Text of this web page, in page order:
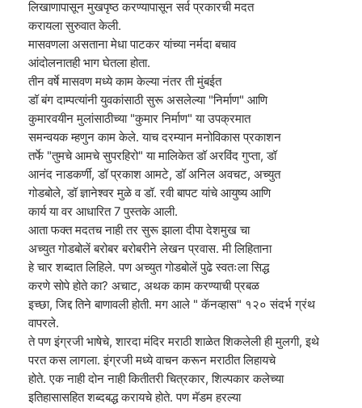
लिखाणापासून मुखपृष्ठ करण्यापासून सर्व प्रकारची मदत
करायला सुरुवात केली.
मासवणला असताना मेधा पाटकर यांच्या नर्मदा बचाव
आंदोलनातही भाग घेतला होता.
तीन वर्षे मासवण मध्ये काम केल्या नंतर ती मुंबईत
डॉ बंग दाम्पत्यांनी युवकांसाठी सुरू असलेल्या "निर्माण" आणि
कुमारवयीन मुलांसाठीच्या "कुमार निर्माण" या उपक्रमात
समन्वयक म्हणुन काम केले. याच दरम्यान मनोविकास प्रकाशन
तर्फे "तुमचे आमचे सुपरहिरो" या मालिकेत डॉ अरविंद गुप्ता, डॉ
आनंद नाडकर्णी, डॉ प्रकाश आमटे, डॉ अनिल अवचट, अच्युत
गोडबोले, डॉ ज्ञानेश्वर मुळे व डॉ. रवी बापट यांचे आयुष्य आणि
कार्य या वर आधारित 7 पुस्तके आली.
आता फक्त मदतच नाही तर सुरू झाला दीपा देशमुख चा
अच्युत गोडबोलें बरोबर बरोबरीने लेखन प्रवास. मी लिहिताना
हे चार शब्दात लिहिले. पण अच्युत गोडबोलें पुढे स्वतःला सिद्ध
करणे सोपे होते का? अचाट, अथक काम करण्याची प्रबळ
इच्छा, जिद्द तिने बाणावली होती. मग आले " कॅनव्हास" १२० संदर्भ ग्रंथ
वापरले.
ते पण इंग्रजी भाषेचे, शारदा मंदिर मराठी शाळेत शिकलेली ही मुलगी, इथे
परत कस लागला. इंग्रजी मध्ये वाचन करून मराठीत लिहायचे
होते. एक नाही दोन नाही कितीतरी चित्रकार, शिल्पकार कलेच्या
इतिहासासहित शब्दबद्ध करायचे होते. पण मॅडम हरल्या